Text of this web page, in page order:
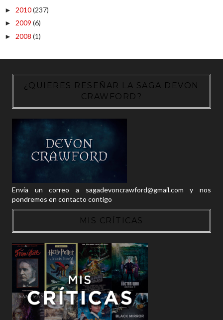
► 2010(237)
► 2009 (6)
► 2008 (1)
¿QUIERES RESEÑAR LA SAGA DEVON
CRAWFORD?
Envía un correo a sagadevoncrawford@gmail.com y nos
pondremos en contacto contigo
MIS CRÍTICAS